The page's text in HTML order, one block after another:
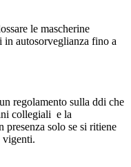
le mascherine
in autosorveglianza fino a
regolamento sulla ddi che
collegiali e la
presenza solo se si ritiene
vigenti.